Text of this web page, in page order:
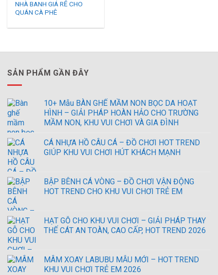
NHÀ BANH GIÁ RẺ CHO
QUÁN CÀ PHÊ
SẢN PHẨM GẦN ĐÂY
10+ Mẫu BÀN GHẾ MẦM NON BỌC DA HOẠT
HÌNH – GIẢI PHÁP HOÀN HẢO CHO TRƯỜNG
MẦM NON, KHU VUI CHƠI VÀ GIA ĐÌNH
CÁ NHỰA HỒ CÂU CÁ – ĐỒ CHƠI HOT TREND
GIÚP KHU VUI CHƠI HÚT KHÁCH MẠNH
BẬP BÊNH CÁ VÒNG – ĐỒ CHƠI VẬN ĐỘNG
HOT TREND CHO KHU VUI CHƠI TRẺ EM
HẠT GỖ CHO KHU VUI CHƠI – GIẢI PHÁP THAY
THẾ CÁT AN TOÀN, CAO CẤP, HOT TREND 2026
MÂM XOAY LABUBU MẪU MỚI – HOT TREND
KHU VUI CHƠI TRẺ EM 2026